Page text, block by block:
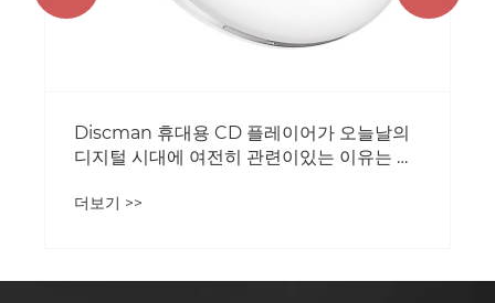
이어가 오늘날의
이있는 이유는 무